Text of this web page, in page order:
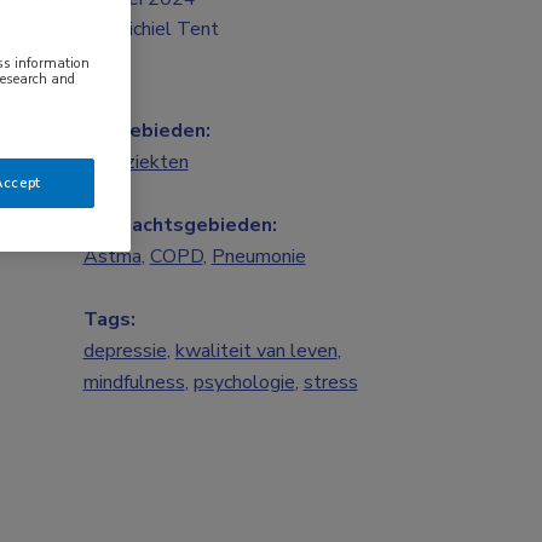
Michiel Tent
Vakgebieden:
Longziekten
Aandachtsgebieden:
Astma, COPD, Pneumonie
Tags:
depressie, kwaliteit van leven,
mindfulness, psychologie, stress
information
and